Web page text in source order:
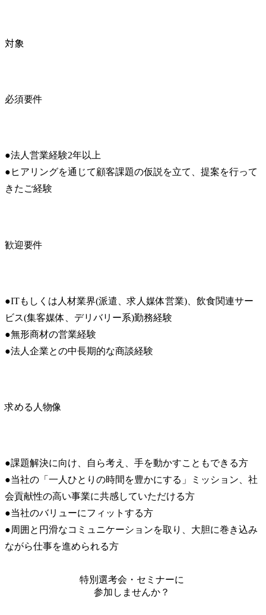
対象
必須要件
●法人営業経験2年以上
●ヒアリングを通じて顧客課題の仮説を立て、提案を行って
きたご経験
歓迎要件
●ITもしくは人材業界(派遣、求人媒体営業)、飲食関連サー
ビス(集客媒体、デリバリー系)勤務経験
●無形商材の営業経験
●法人企業との中長期的な商談経験
求める人物像
●課題解決に向け、自ら考え、手を動かすこともできる方
●当社の「一人ひとりの時間を豊かにする」ミッション、社
会貢献性の高い事業に共感していただける方
●当社のバリューにフィットする方
●周囲と円滑なコミュニケーションを取り、大胆に巻き込み
ながら仕事を進められる方
特別選考会・セミナーに
参加しませんか？